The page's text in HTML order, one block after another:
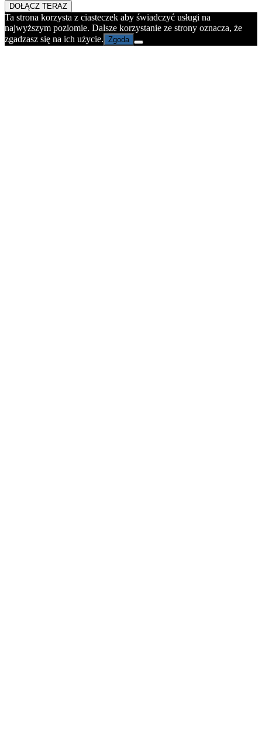
DOŁĄCZ TERAZ
Ta strona korzysta z ciasteczek aby świadczyć usługi na
najwyższym poziomie. Dalsze korzystanie ze strony oznacza, że
zgadzasz się na ich użycie. Zgoda